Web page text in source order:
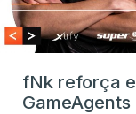
fNk reforça
GameAgents